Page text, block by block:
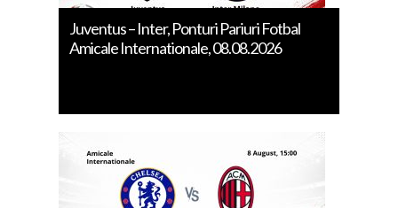
Juventus – Inter, Ponturi Pariuri Fotbal
Amicale Internationale, 08.08.2026